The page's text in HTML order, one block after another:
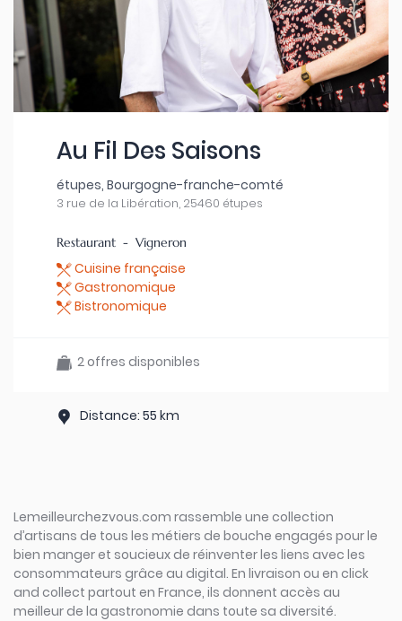
Au Fil Des Saisons
étupes, Bourgogne-franche-comté
3 rue de la Libération, 25460 étupes
Restaurant - Vigneron
Cuisine française
Gastronomique
Bistronomique
2 offres disponibles
Distance: 55 km
Lemeilleurchezvous.com rassemble une collection
d’artisans de tous les métiers de bouche engagés pour le
bien manger et soucieux de réinventer les liens avec les
consommateurs grâce au digital. En livraison ou en click
and collect partout en France, ils donnent accès au
meilleur de la gastronomie dans toute sa diversité.